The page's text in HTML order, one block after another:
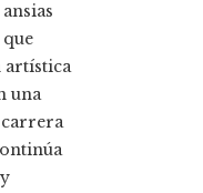
artística
una
carrera